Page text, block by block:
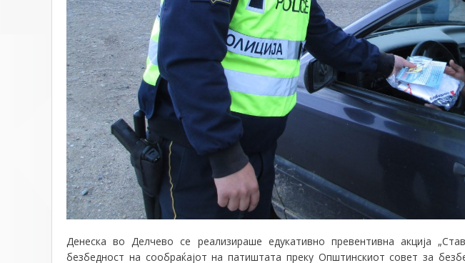
Денеска во Делчево се реализираше едукативно превентивна акција
безбедност на сообраќајот на патиштата преку Општинскиот совет за